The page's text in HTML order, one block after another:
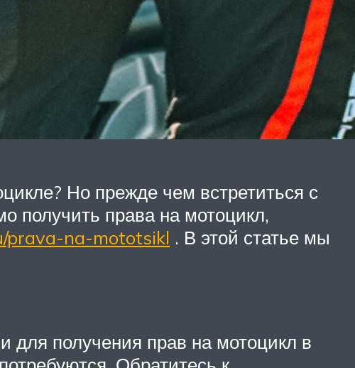
Но прежде чем встретиться с
получить права на мотоцикл,
prava-na-mototsikl . В этой статье мы
получения прав на мотоцикл в